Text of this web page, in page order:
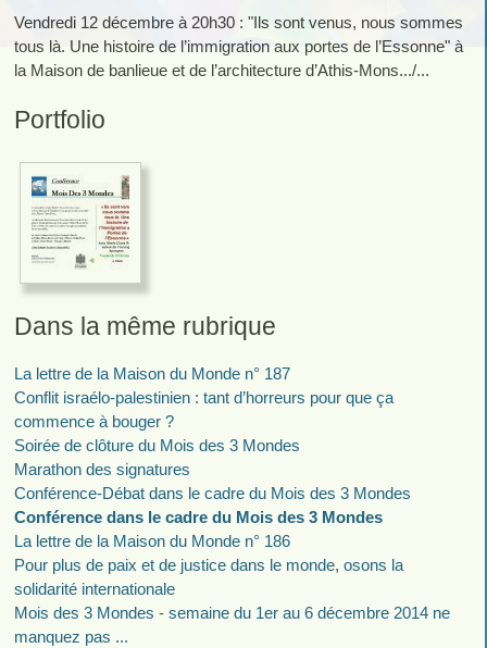
Vendredi 12 décembre à 20h30 : "Ils sont venus, nous sommes
tous là. Une histoire de l’immigration aux portes de l’Essonne" à
la Maison de banlieue et de l’architecture d’Athis-Mons.../...
Portfolio
Dans la même rubrique
La lettre de la Maison du Monde n° 187
Conflit israélo-palestinien : tant d’horreurs pour que ça
commence à bouger ?
Soirée de clôture du Mois des 3 Mondes
Marathon des signatures
Conférence-Débat dans le cadre du Mois des 3 Mondes
Conférence dans le cadre du Mois des 3 Mondes
La lettre de la Maison du Monde n° 186
Pour plus de paix et de justice dans le monde, osons la
solidarité internationale
Mois des 3 Mondes - semaine du 1er au 6 décembre 2014 ne
manquez pas ...